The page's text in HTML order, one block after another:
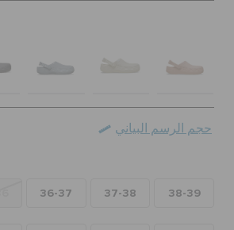
خدمة العملاء 36-37 37-38 38-39
حجم الرسم البياني